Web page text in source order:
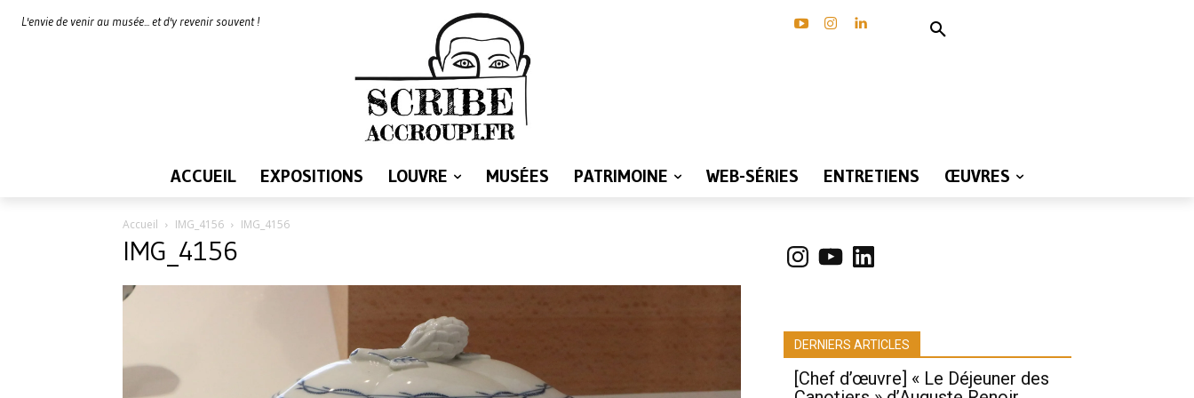
L'envie de venir au musée... et d'y revenir souvent !
ACCUEIL EXPOSITIONS LOUVRE MUSÉES PATRIMOINE WEB-SÉRIES ENTRETIENS ŒUVRES
Accueil IMG_4156 IMG_4156
IMG_4156 Instagram
YouTubeLinkedIn
DERNIERS ARTICLES
[Chef d’œuvre] « Le Déjeuner des